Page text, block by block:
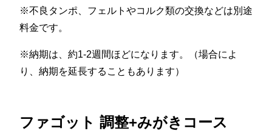
※不良タンポ、フェルトやコルク類の交換などは別途
料金です。
※納期は、約1-2週間ほどになります。（場合によ
り、納期を延長することもあります）
ファゴット 調整+みがきコース